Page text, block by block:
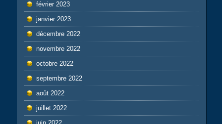
février 2023
janvier 2023
décembre 2022
novembre 2022
octobre 2022
septembre 2022
août 2022
juillet 2022